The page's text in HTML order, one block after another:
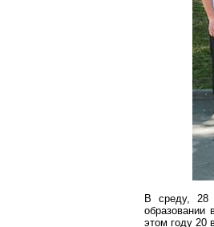
В среду, 28
образовании
этом году 20